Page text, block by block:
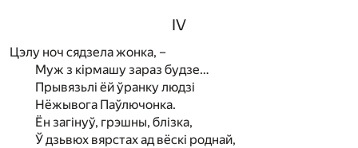
IV
Цэлу ноч сядзела жонка, –
Муж з кірмашу зараз будзе…
Прывязьлі ёй ўранку людзі
Нёжывога Паўлючонка.
Ён загінуў, грэшны, блізка,
Ў дзьвюх вярстах ад вёскі роднай,